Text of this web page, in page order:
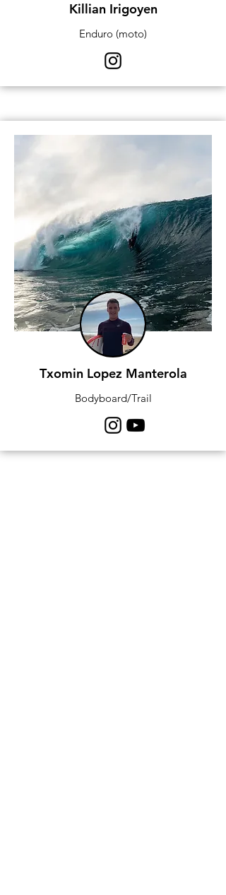
Killian Irigoyen
Enduro (moto)
Txomin Lopez Manterola
Bodyboard/Trail